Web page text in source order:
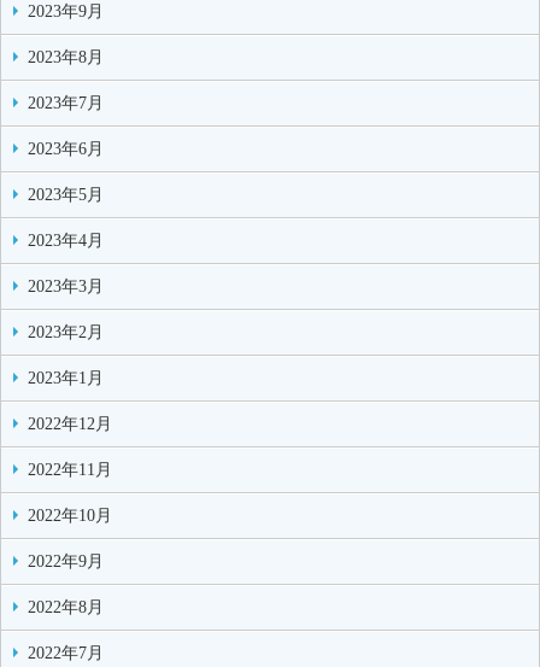
2023年9月
2023年8月
2023年7月
2023年6月
2023年5月
2023年4月
2023年3月
2023年2月
2023年1月
2022年12月
2022年11月
2022年10月
2022年9月
2022年8月
2022年7月